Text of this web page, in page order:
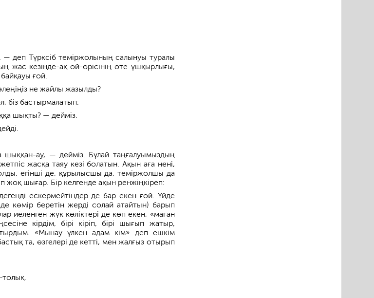
деп Түрксіб теміржолының салынуы туралы
жас кезінде-ақ ой-өрісінің өте ұшқырлығы,
ғой.
не жайлы жазылды?
біз бастырмалатып:
шықты? — дейміз.
ау, — дейміз. Бұлай таңғалуымыздың
жасқа таяу кезі болатын. Ақын аға нені,
егінші де, құрылысшы да, теміржолшы да
жоқ шығар. Бір келгенде ақын ренжіңкіреп:
ескермейтіндер де бар екен ғой. Үйде
көмір беретін жерді солай атайтын) барып
иеленген жүк көліктері де көп екен, «маған
кірдім, бірі кіріп, бірі шығып жатыр,
«Мынау үлкен адам кім» деп ешкім
та, өзгелері де кетті, мен жалғыз отырып